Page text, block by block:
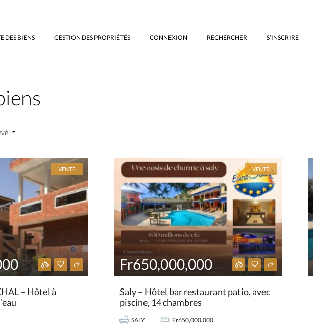
DES BIENS GESTION DES PROPRIÉTÉS CONNEXION RECHERCHER S’INSCRIRE
VENTE
– Hôtel à
VENTE
Fr650,000,000
Saly – Hôtel bar restaurant patio, avec
piscine, 14 chambres
SALY Fr650,000,000